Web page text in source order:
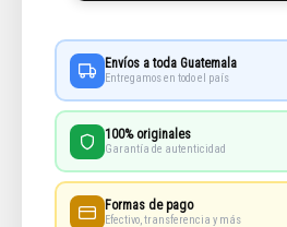
Christmas!
cantidad
Envíos a toda Guatemala
Entregamos en todo el país
100% originales
Garantía de autenticidad
Formas de pago
Efectivo, transferencia y más